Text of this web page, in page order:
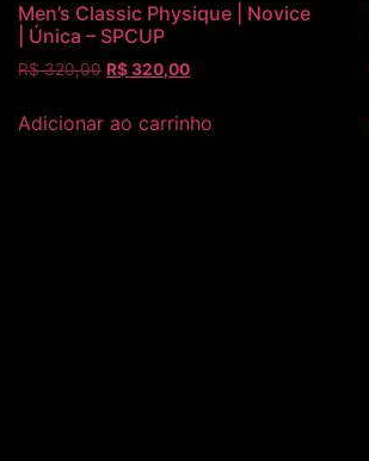
Men’s Classic Physique | Novice
| Única – SPCUP
R$320,00 R$320,00
Adicionar ao carrinho